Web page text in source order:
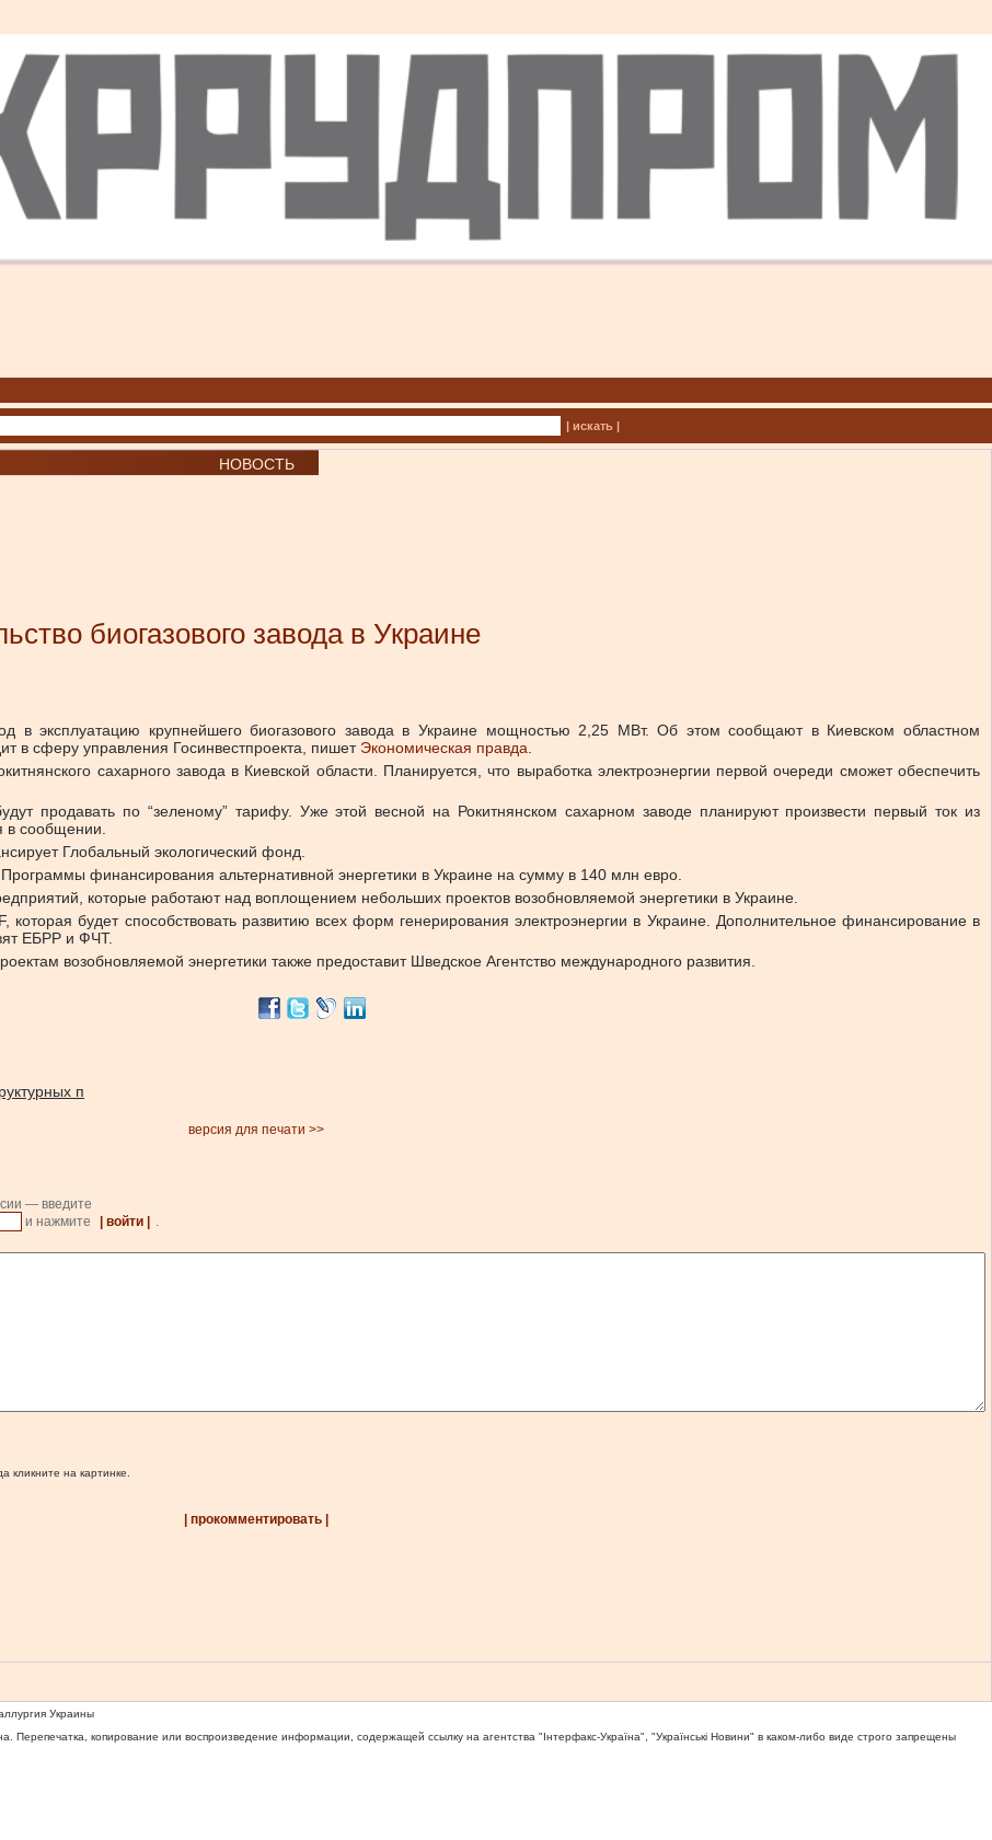
| искать |
НОВОСТЬ
биогазового завода в Украине
в эксплуатацию крупнейшего биогазового завода в Украине мощностью 2,25 МВт. Об этом сообщают в Киевском областном
в сферу управления Госинвестпроекта, пишет Экономическая правда
сахарного завода в Киевской области. Планируется, что выработка электроэнергии первой очереди сможет обеспечить
продавать по “зеленому” тарифу. Уже этой весной на Рокитнянском сахарном заводе планируют произвести первый ток из
в сообщении.
Глобальный экологический фонд.
финансирования альтернативной энергетики в Украине на сумму в 140 млн евро.
которые работают над воплощением небольших проектов возобновляемой энергетики в Украине.
будет способствовать развитию всех форм генерирования электроэнергии в Украине. Дополнительное финансирование в
ЕБРР и ФЧТ.
возобновляемой энергетики также предоставит Шведское Агентство международного развития.
п
версия для печати >>
— введите
и нажмите | войти |
.
кликните на картинке.
| прокомментировать |
Украины
Перепечатка, копирование или воспроизведение информации, содержащей ссылку на агентства "Iнтерфакс-Україна", "Українськi Новини" в каком-либо виде строго запрещены